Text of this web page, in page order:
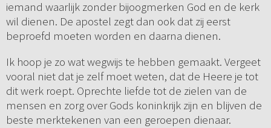
iemand waarlijk zonder bijoogmerken God en de kerk
wil dienen. De apostel zegt dan ook dat zij eerst
beproefd moeten worden en daarna dienen.
Ik hoop je zo wat wegwijs te hebben gemaakt. Vergeet
vooral niet dat je zelf moet weten, dat de Heere je tot
dit werk roept. Oprechte liefde tot de zielen van de
mensen en zorg over Gods koninkrijk zijn en blijven de
beste merktekenen van een geroepen dienaar.